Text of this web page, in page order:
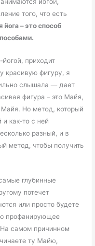
йогой,
того, что есть
– это способ
приходит
красивую фигуру, я
слышала — дает
фигура – это Майя,
Майя. Но метод, который
как-то с ней
разный, и в
метод, чтобы получить
глубинные
потечет
или просто будете
профанирующее
самом причинном
ту Майю,